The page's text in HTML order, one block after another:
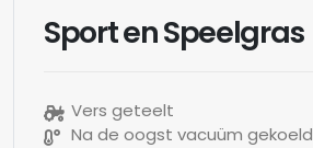
Sport en Speelgras
Vers geteelt
Na de oogst vacuüm gekoeld